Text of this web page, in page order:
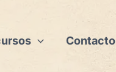
Contacto